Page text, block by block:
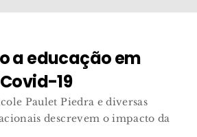
a educação em
19
Paulet Piedra e diversas
descrevem o impacto da